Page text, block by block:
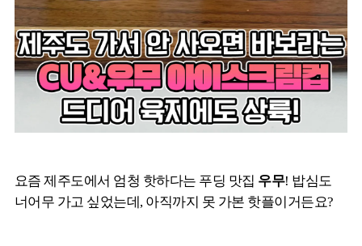
요즘 제주도에서 엄청 핫하다는 푸딩 맛집 우무! 밥심도
너어무 가고 싶었는데, 아직까지 못 가본 핫플이거든요?